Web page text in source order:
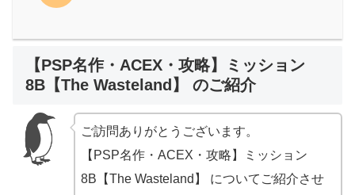
【PSP名作・ACEX・攻略】ミッション
8B【The Wasteland】 のご紹介
ご訪問ありがとうございます。
【PSP名作・ACEX・攻略】ミッション
8B【The Wasteland】 についてご紹介させ